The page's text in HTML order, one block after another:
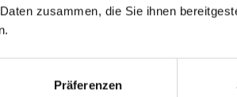
zusammen, die Sie ihnen
Präferenzen